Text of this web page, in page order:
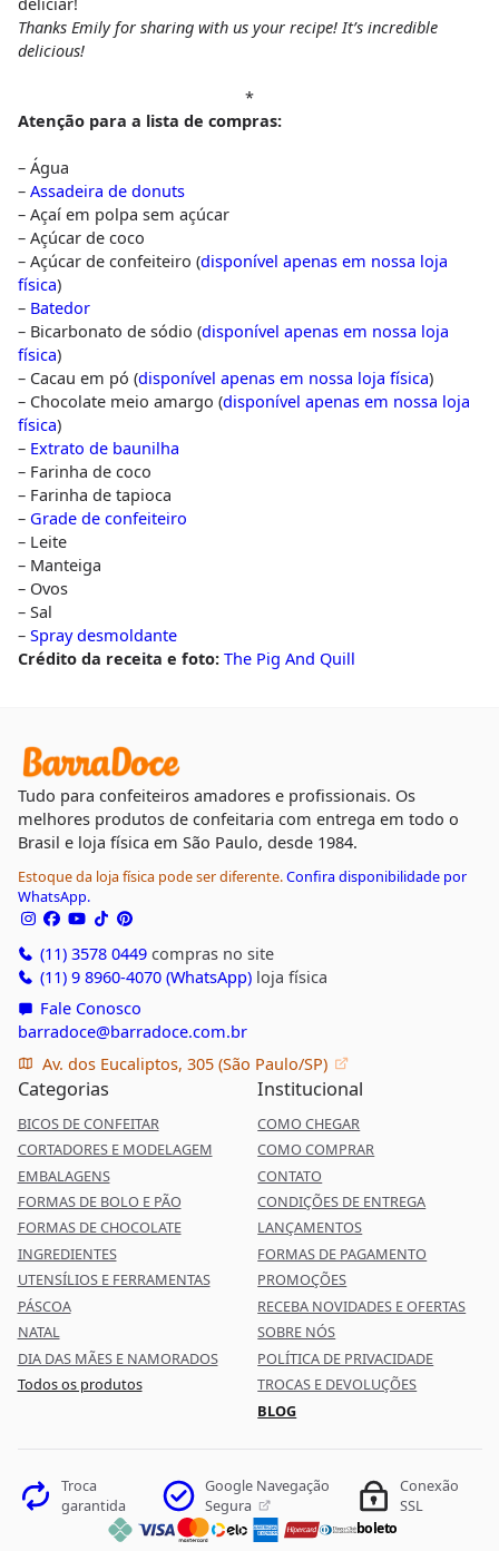
Thanks Emily for sharing with us your recipe! It’s incredible
delicious!
*
Atenção para a lista de compras:
– Água
– Assadeira de donuts
– Açaí em polpa sem açúcar
– Açúcar de coco
– Açúcar de confeiteiro (disponível apenas em nossa loja
física)
– Batedor
– Bicarbonato de sódio (disponível apenas em nossa loja
física)
– Cacau em pó (disponível apenas em nossa loja física)
– Chocolate meio amargo (disponível apenas em nossa loja
física)
– Extrato de baunilha
– Farinha de coco
– Farinha de tapioca
– Grade de confeiteiro
– Leite
– Manteiga
– Ovos
– Sal
– Spray desmoldante
Crédito da receita e foto: The Pig And Quill
Tudo para confeiteiros amadores e profissionais. Os
melhores produtos de confeitaria com entrega em todo o
Brasil e loja física em São Paulo, desde 1984.
Estoque da loja física pode ser diferente.Confira disponibilidade por
WhatsApp.
(11) 3578 0449compras no site
(11) 9 8960-4070 (WhatsApp)loja física
Fale Conosco
barradoce@barradoce.com.br
Av. dos Eucaliptos, 305 (São Paulo/SP)
Categorias
BICOS DE CONFEITAR
CORTADORES E MODELAGEM
EMBALAGENS
FORMAS DE BOLO E PÃO
FORMAS DE CHOCOLATE
INGREDIENTES
UTENSÍLIOS E FERRAMENTAS
PÁSCOA
NATAL
DIA DAS MÃES E NAMORADOS
Todos os produtos
Institucional
COMO CHEGAR
COMO COMPRAR
CONTATO
CONDIÇÕES DE ENTREGA
LANÇAMENTOS
FORMAS DE PAGAMENTO
PROMOÇÕES
RECEBA NOVIDADES E OFERTAS
SOBRE NÓS
POLÍTICA DE PRIVACIDADE
TROCAS E DEVOLUÇÕES
BLOG
Troca
garantida
Google Navegação
Segura
Conexão
SSL
boleto